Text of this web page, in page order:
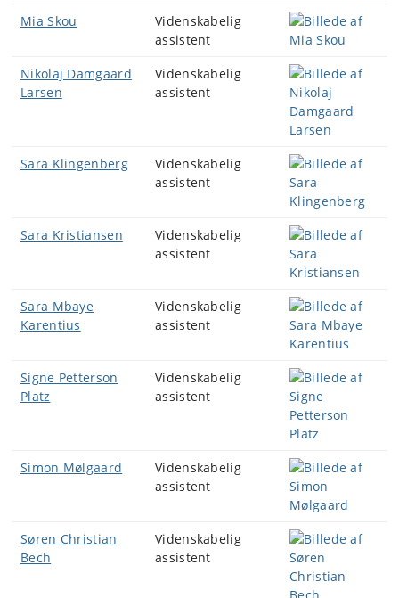
Mia Skou
Videnskabelig
assistent
Nikolaj Damgaard
Larsen
Videnskabelig
assistent
Sara Klingenberg
Videnskabelig
assistent
Sara Kristiansen
Videnskabelig
assistent
Sara Mbaye
Karentius
Videnskabelig
assistent
Signe Petterson
Platz
Videnskabelig
assistent
Simon Mølgaard
Videnskabelig
assistent
Søren Christian
Bech
Videnskabelig
assistent